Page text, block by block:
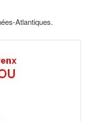
Atlantiques.